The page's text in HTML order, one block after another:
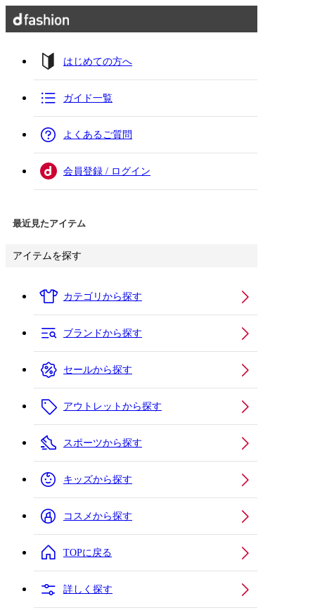
はじめての方へ
ガイド一覧
よくあるご質問
会員登録 / ログイン
最近見たアイテム
アイテムを探す
カテゴリから探す
ブランドから探す
セールから探す
アウトレットから探す
スポーツから探す
キッズから探す
コスメから探す
TOPに戻る
詳しく探す